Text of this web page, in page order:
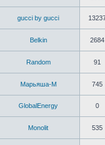
gucci by gucci
Belkin 2684
Random 91
Марьяша-М 745
GlobalEnergy 0
Monolit 535